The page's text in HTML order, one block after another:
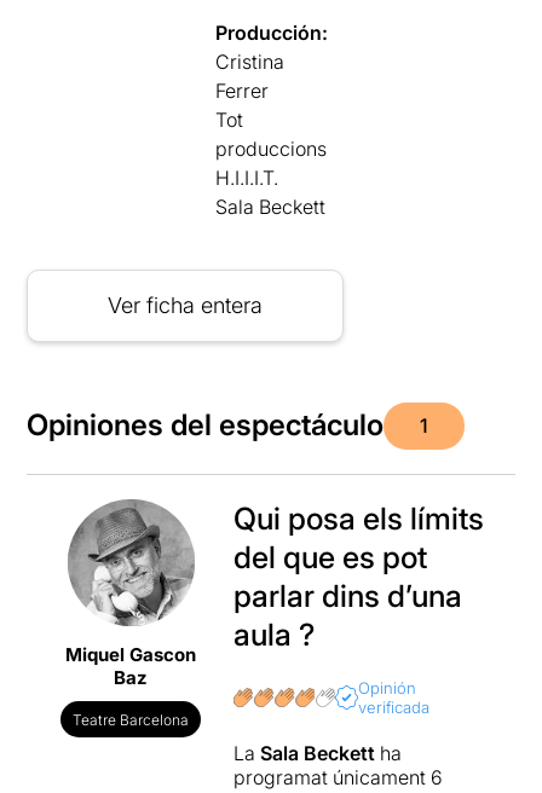
Producción:
Cristina
Ferrer
Tot
produccions
H.I.I.I.T.
Sala Beckett
Ver ficha entera
Opiniones del espectáculo 1
Miquel Gascon
Baz
Teatre Barcelona
Qui posa els límits
del que es pot
parlar dins d’una
aula ?
Opinión
verificada
La Sala Beckettha
programat únicament 6